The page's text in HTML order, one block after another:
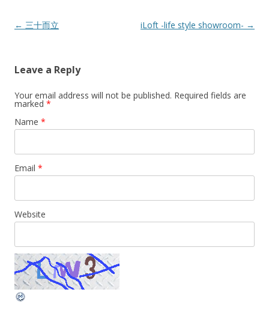
Post navigation
← 三十而立 iLoft -life style showroom- →
Leave a Reply
Your email address will not be published. Required fields are
marked *
Name *
Email *
Website